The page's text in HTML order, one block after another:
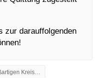
zur darauffolgenden